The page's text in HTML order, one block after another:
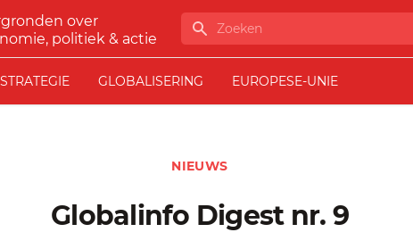
over
politiek & actie
Zoeken
STRATEGIE GLOBALISERING EUROPESE-UNIE
NIEUWS
Globalinfo Digest nr. 9